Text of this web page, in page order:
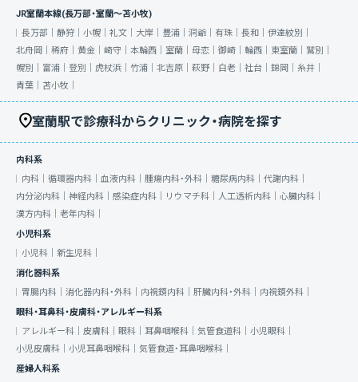
JR室蘭本線(長万部・室蘭～苫小牧)
長万部｜ 静狩｜ 小幌｜ 礼文｜ 大岸｜ 豊浦｜ 洞爺｜ 有珠｜ 長和｜ 伊達紋別｜
北舟岡｜ 稀府｜ 黄金｜ 崎守｜ 本輪西｜ 室蘭｜ 母恋｜ 御崎｜ 輪西｜ 東室蘭｜ 鷲別｜
幌別｜ 富浦｜ 登別｜ 虎杖浜｜ 竹浦｜ 北吉原｜ 萩野｜ 白老｜ 社台｜ 錦岡｜ 糸井｜
青葉｜ 苫小牧｜
室蘭駅で診療科からクリニック・病院を探す
内科系
内科｜ 循環器内科｜ 血液内科｜ 腫瘍内科・外科｜ 糖尿病内科｜ 代謝内科｜
内分泌内科｜ 神経内科｜ 感染症内科｜ リウマチ科｜ 人工透析内科｜ 心臓内科｜
漢方内科｜ 老年内科｜
小児科系
小児科｜ 新生児科｜
消化器科系
胃腸内科｜ 消化器内科・外科｜ 内視鏡内科｜ 肝臓内科・外科｜ 内視鏡外科｜
眼科・耳鼻科・皮膚科・アレルギー科系
アレルギー科｜ 皮膚科｜ 眼科｜ 耳鼻咽喉科｜ 気管食道科｜ 小児眼科｜
小児皮膚科｜ 小児耳鼻咽喉科｜ 気管食道・耳鼻咽喉科｜
産婦人科系